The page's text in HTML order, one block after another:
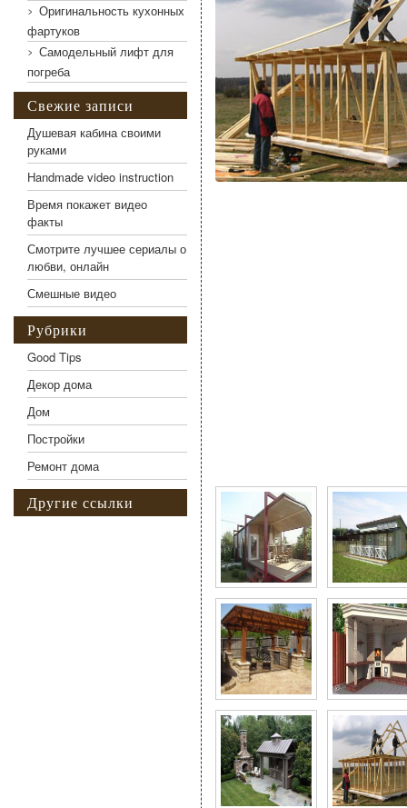
Оригинальность кухонных
фартуков
Самодельный лифт для
погреба
Свежие записи
Душевая кабина своими
руками
Handmade video instruction
Время покажет видео
факты
Смотрите лучшее сериалы о
любви, онлайн
Смешные видео
Рубрики
Good Tips
Декор дома
Дом
Постройки
Ремонт дома
Другие ссылки